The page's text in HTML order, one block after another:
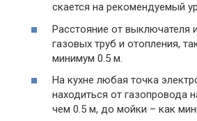
скается на рекомендуемый
Расстояние от выключателя
газовых труб и отопления,
минимум 0.5 м.
На кухне любая точка
находиться от газопровода
чем 0.5 м, до мойки – как